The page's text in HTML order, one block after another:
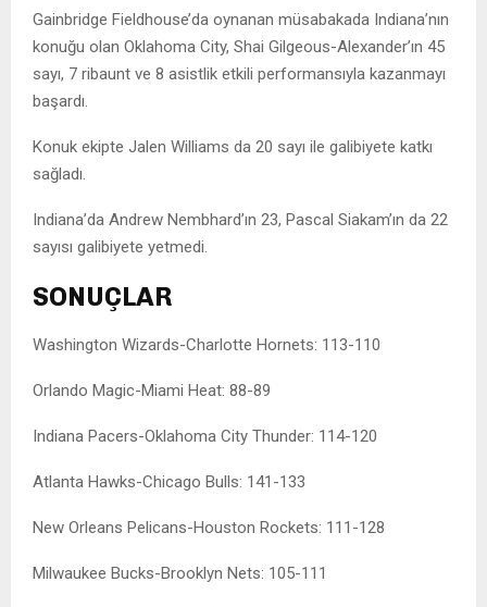
Gainbridge Fieldhouse’da oynanan müsabakada Indiana’nın
konuğu olan Oklahoma City, Shai Gilgeous-Alexander’ın 45
sayı, 7 ribaunt ve 8 asistlik etkili performansıyla kazanmayı
başardı.
Konuk ekipte Jalen Williams da 20 sayı ile galibiyete katkı
sağladı.
Indiana’da Andrew Nembhard’ın 23, Pascal Siakam’ın da 22
sayısı galibiyete yetmedi.
SONUÇLAR
Washington Wizards-Charlotte Hornets: 113-110
Orlando Magic-Miami Heat: 88-89
Indiana Pacers-Oklahoma City Thunder: 114-120
Atlanta Hawks-Chicago Bulls: 141-133
New Orleans Pelicans-Houston Rockets: 111-128
Milwaukee Bucks-Brooklyn Nets: 105-111